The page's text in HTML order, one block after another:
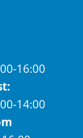
16:00
14:00